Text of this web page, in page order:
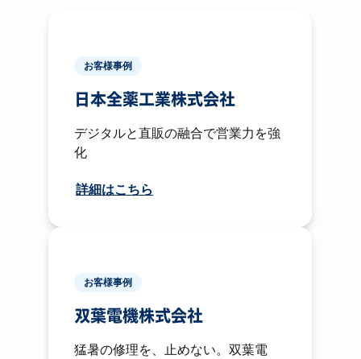
お客様事例
日本全薬工業株式会社
デジタルと直販の融合で営業力を強
化
詳細はこちら
お客様事例
双葉電機株式会社
猛暑の修理を、止めない。双葉電